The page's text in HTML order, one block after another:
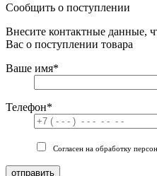
Сообщить о поступлении
Внесите контактные данные,
Вас о поступлении товара
Ваше имя*
Телефон*
Согласен на обработку
отправить